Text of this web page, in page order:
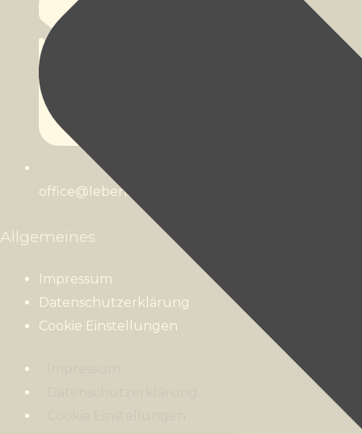
office@lebens-werte.at
Allgemeines
Impressum
Datenschutzerklärung
Cookie Einstellungen